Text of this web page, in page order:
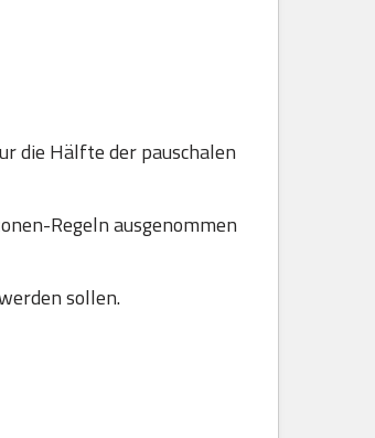
die Hälfte der pauschalen
Regeln ausgenommen
sollen.